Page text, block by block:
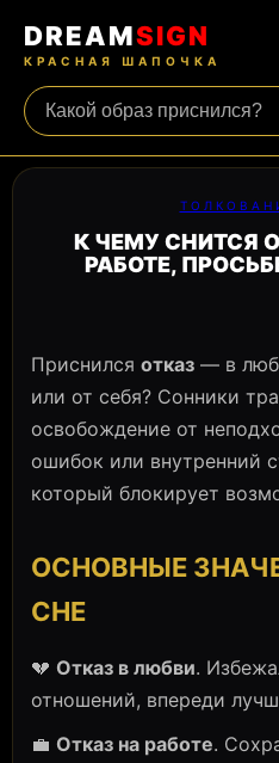
DREAMSIGN
КРАСНАЯ ШАПОЧКА
К ЧЕМУ СНИТСЯ
РАБОТЕ,
Приснился отказ — в
или от себя? Сонники
освобождение от
ошибок или внутренний
который блокирует
ОСНОВНЫЕ
СНЕ
💔 Отказ в любви.
отношений, впереди
💼 Отказ на работе.